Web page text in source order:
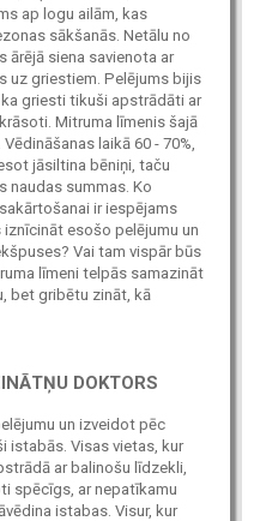
ap logu ailām, kas
sākšanās. Netālu no
ārējā siena savienota ar
uz griestiem. Pelējums bijis
griesti tikuši apstrādāti ar
Mitruma līmenis šajā
laikā 60 - 70%,
jāsiltina bēniņi, taču
naudas summas. Ko
ir iespējams
esošo pelējumu un
Vai tam vispār būs
līmeni telpās samazināt
bet gribētu zināt, kā
DOKTORS
un izveidot pēc
istabās. Visas vietas, kur
ar balinošu līdzekli,
spēcīgs, ar nepatīkamu
istabas. Visur, kur